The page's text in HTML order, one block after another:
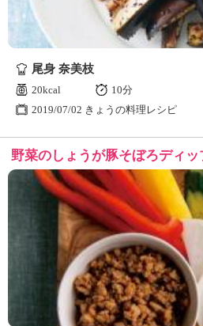
尾身 奈美枝
20kcal
10分
2019/07/02 きょうの料理レシピ
野菜のしょうが豚そぼろディッ